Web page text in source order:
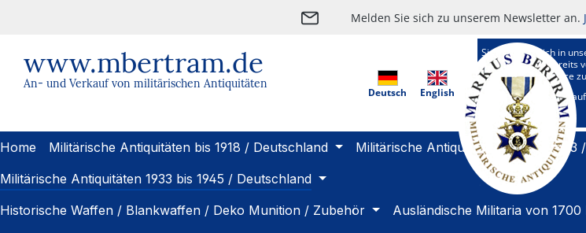
Melden Sie sich zu unserem Newsletter an.
www.mbertram.de
An- und Verkauf von militärischen Antiquitäten
Deutsch English
Sie befinden sich in
Hier sehen Sie bereits
ist ein Kundenservice
Zu unserem
Home Militärische Antiquitäten bis 1918 / Deutschland
Militärische Antiquitäten 1919 bis 1933
Militärische Antiquitäten 1933 bis 1945 / Deutschland
Historische Waffen / Blankwaffen / Deko Munition / Zubehör
Ausländische Militaria von 1700